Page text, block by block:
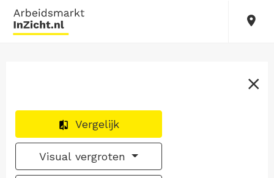
Vergelijk
Visual vergroten